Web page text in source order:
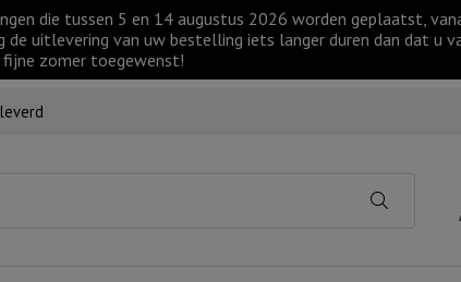
die tussen 5 en 14 augustus 2026 worden geplaatst,
uitlevering van uw bestelling iets langer duren dan dat u
fijne zomer toegewenst!